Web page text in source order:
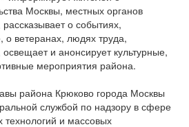
Москвы, местных органов
о событиях,
ветеранах, людях труда,
освещает и анонсирует культурные,
мероприятия района.
района Крюково города Москвы
службой по надзору в сфере
и массовых